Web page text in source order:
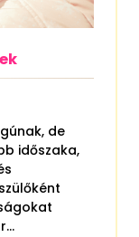
de
időszaka,